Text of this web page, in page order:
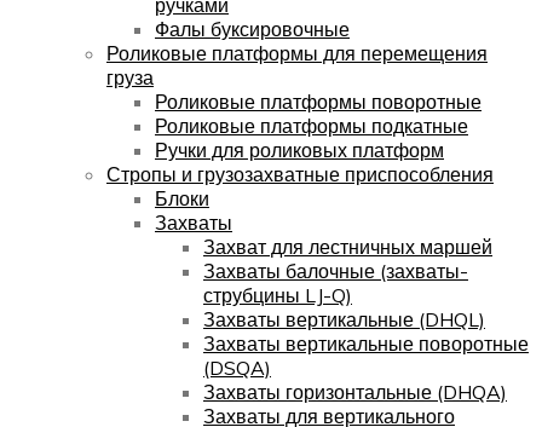
Фалы буксировочные
Роликовые платформы для перемещения
груза
Роликовые платформы поворотные
Роликовые платформы подкатные
Ручки для роликовых платформ
Стропы и грузозахватные приспособления
Блоки
Захваты
Захват для лестничных маршей
Захваты балочные (захваты-
струбцины LJ-Q)
Захваты вертикальные (DHQL)
Захваты вертикальные поворотные
(DSQA)
Захваты горизонтальные (DHQA)
Захваты для вертикального